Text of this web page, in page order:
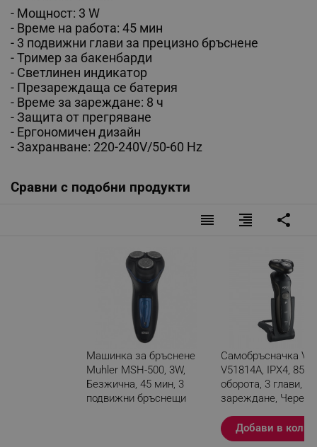
- Moщност: 3 W
- Време на работа: 45 мин
- 3 подвижни глави за прецизно бръснене
- Тример за бакенбарди
- Светлинен индикатор
- Презареждаща се батерия
- Време за зареждане: 8 ч
- Защита от прегряване
- Ергономичен дизайн
- Захранване: 220-240V/50-60 Hz
Сравни с подобни продукти
reorder format_align_right share
Машинка за бръснене
Muhler MSH-500, 3W,
Безжична, 45 мин, 3
подвижни бръснещи
Самобръсначка
V51814A, IPX4, 8500
оборота, 3 глави,
зареждане, Черен
Добави в